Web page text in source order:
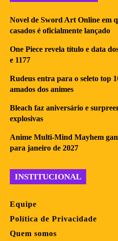
Novel de Sword Art Online em
casados é oficialmente lançado
One Piece revela título e data
e 1177
Rudeus entra para o seleto top
amados dos animes
Bleach faz aniversário e
explosivas
Anime Multi-Mind Mayhem
para janeiro de 2027
INSTITUCIONAL
Equipe
Política de Privacidade
Quem somos